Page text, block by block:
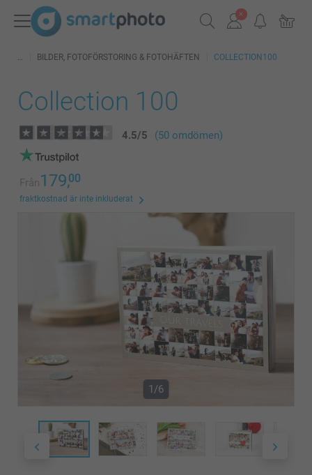
BILDER, FOTOFÖRSTORING & FOTOHÄFTEN COLLECTION100
Collection 100
4.5/5 (50 omdömen)
Från179,00
fraktkostnad är inte inkluderat
1/6